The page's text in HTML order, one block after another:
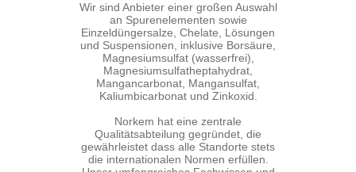
Wir sind Anbieter einer großen Auswahl
an Spurenelementen sowie
Einzeldüngersalze, Chelate, Lösungen
und Suspensionen, inklusive Borsäure,
Magnesiumsulfat (wasserfrei),
Magnesiumsulfatheptahydrat,
Mangancarbonat, Mangansulfat,
Kaliumbicarbonat und Zinkoxid.
Norkem hat eine zentrale
Qualitätsabteilung gegründet, die
gewährleistet dass alle Standorte stets
die internationalen Normen erfüllen.